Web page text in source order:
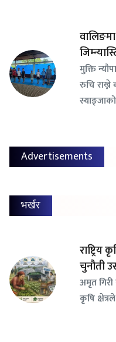
​मुक्ति
रुचि राख्ने
Advertisements
भर्खर
राष्ट्रिय
चुनौती
अमृत
कृषि